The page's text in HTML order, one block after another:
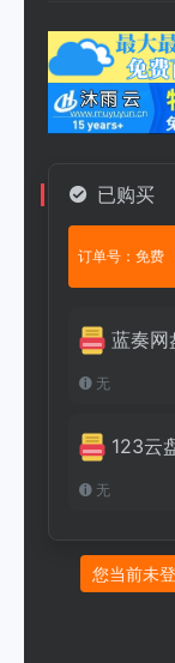
已购买
订单号：免费
蓝奏网
无
123云
无
您当前未